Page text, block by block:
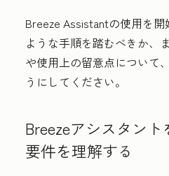
Breeze Assistantの使用を
ような手順を踏むべきか、
や使用上の留意点について
うにしてください。
Breezeアシスタン
要件を理解する